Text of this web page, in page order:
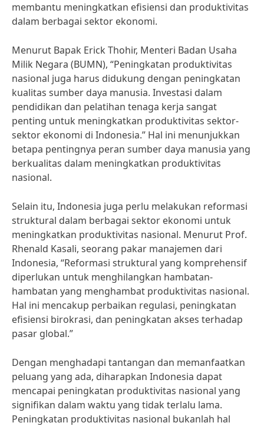
membantu meningkatkan efisiensi dan produktivitas
dalam berbagai sektor ekonomi.
Menurut Bapak Erick Thohir, Menteri Badan Usaha
Milik Negara (BUMN), “Peningkatan produktivitas
nasional juga harus didukung dengan peningkatan
kualitas sumber daya manusia. Investasi dalam
pendidikan dan pelatihan tenaga kerja sangat
penting untuk meningkatkan produktivitas sektor-
sektor ekonomi di Indonesia.” Hal ini menunjukkan
betapa pentingnya peran sumber daya manusia yang
berkualitas dalam meningkatkan produktivitas
nasional.
Selain itu, Indonesia juga perlu melakukan reformasi
struktural dalam berbagai sektor ekonomi untuk
meningkatkan produktivitas nasional. Menurut Prof.
Rhenald Kasali, seorang pakar manajemen dari
Indonesia, “Reformasi struktural yang komprehensif
diperlukan untuk menghilangkan hambatan-
hambatan yang menghambat produktivitas nasional.
Hal ini mencakup perbaikan regulasi, peningkatan
efisiensi birokrasi, dan peningkatan akses terhadap
pasar global.”
Dengan menghadapi tantangan dan memanfaatkan
peluang yang ada, diharapkan Indonesia dapat
mencapai peningkatan produktivitas nasional yang
signifikan dalam waktu yang tidak terlalu lama.
Peningkatan produktivitas nasional bukanlah hal